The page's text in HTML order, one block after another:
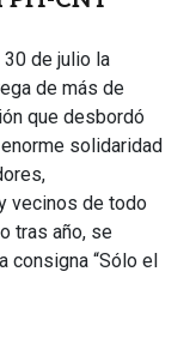
30 de julio la
de más de
que desbordó
solidaridad
vecinos de todo
tras año, se
consigna “Sólo el